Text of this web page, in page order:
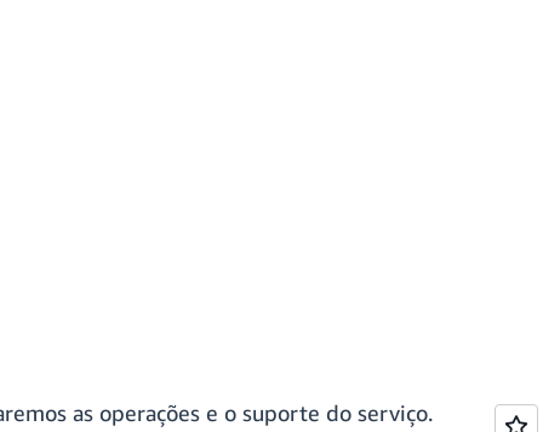
as operações e o suporte do serviço.